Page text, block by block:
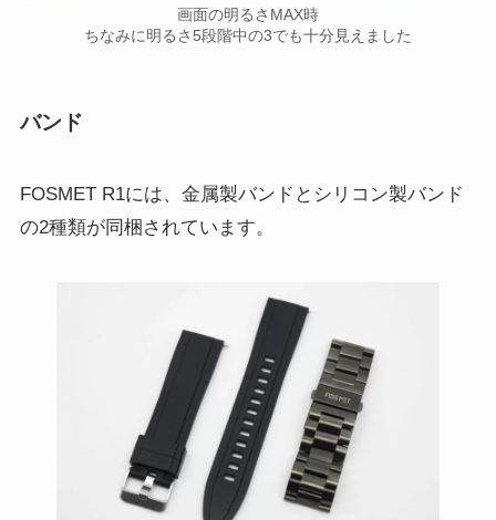
画面の明るさMAX時
ちなみに明るさ5段階中の3でも十分見えました
バンド
FOSMET R1には、金属製バンドとシリコン製バンド
の2種類が同梱されています。